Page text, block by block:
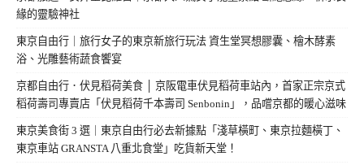
緣的靈驗神社
東京自由行｜旅行女子的東京新旅行玩法 資生堂冥想膠囊、檜木酵素
浴、光雕藝術蔬食饗宴
京都自由行．伏見稻荷美食 │ 京阪電車伏見稻荷車站內，首家正宗京式
稻荷壽司專賣店「伏見稻荷千本壽司 Senbonin」，品嚐京都的暖心滋味
東京美食街 3 選｜東京自由行必去新據點「淺草橫町、東京拉麵橫丁、
東京車站 GRANSTA 八重北食堂」吃貨新天堂！